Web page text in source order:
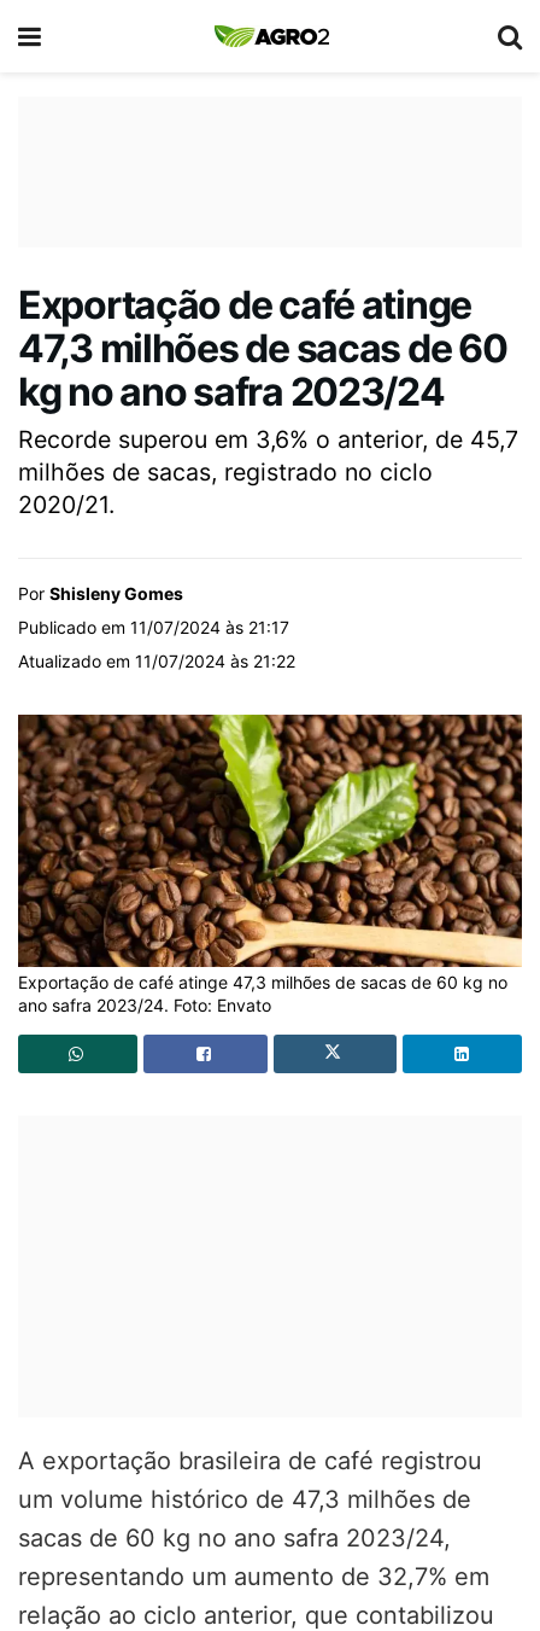
Exportação de café atinge
47,3 milhões de sacas de 60
kg no ano safra 2023/24
Recorde superou em 3,6% o anterior, de 45,7
milhões de sacas, registrado no ciclo
2020/21.
Por Shisleny Gomes
Publicado em 11/07/2024 às 21:17
Atualizado em 11/07/2024 às 21:22
Exportação de café atinge 47,3 milhões de sacas de 60 kg no
ano safra 2023/24. Foto: Envato
A exportação brasileira de café registrou
um volume histórico de 47,3 milhões de
sacas de 60 kg no ano safra 2023/24,
representando um aumento de 32,7% em
relação ao ciclo anterior, que contabilizou